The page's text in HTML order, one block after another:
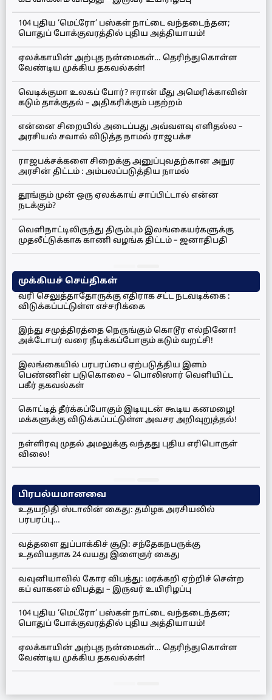
104 புதிய ‘மெட்ரோ’ பஸ்கள் நாட்டை வந்தடைந்தன;
பொதுப் போக்குவரத்தில் புதிய அத்தியாயம்!
ஏலக்காயின் அற்புத நன்மைகள்… தெரிந்துகொள்ள
வேண்டிய முக்கிய தகவல்கள்!
வெடிக்குமா உலகப் போர்? ஈரான் மீது அமெரிக்காவின்
கடும் தாக்குதல் – அதிகரிக்கும் பதற்றம்
என்னை சிறையில் அடைப்பது அவ்வளவு எளிதல்ல –
அரசியல் சவால் விடுத்த நாமல் ராஜபக்ச
ராஜபக்சக்களை சிறைக்கு அனுப்புவதற்கான அநுர
அரசின் திட்டம் : அம்பலப்படுத்திய நாமல்
தூங்கும் முன் ஒரு ஏலக்காய் சாப்பிட்டால் என்ன
நடக்கும்?
வெளிநாட்டிலிருந்து திரும்பும் இலங்கையர்களுக்கு
முதலீட்டுக்காக காணி வழங்க திட்டம் – ஜனாதிபதி
முக்கியச் செய்திகள்
வரி செலுத்தாதோருக்கு எதிராக சட்ட நடவடிக்கை :
விடுக்கப்பட்டுள்ள எச்சரிக்கை
இந்து சமுத்திரத்தை நெருங்கும் கொடூர எல்நினோ!
அக்டோபர் வரை நீடிக்கப்போகும் கடும் வறட்சி!
இலங்கையில் பரபரப்பை ஏற்படுத்திய இளம்
பெண்ணின் படுகொலை – பொலிஸார் வெளியிட்ட
பகீர் தகவல்கள்
கொட்டித் தீர்க்கப்போகும் இடியுடன் கூடிய கனமழை!
மக்களுக்கு விடுக்கப்பட்டுள்ள அவசர அறிவுறுத்தல்!
நள்ளிரவு முதல் அமலுக்கு வந்தது புதிய எரிபொருள்
விலை!
பிரபல்யமானவை
உதயநிதி ஸ்டாலின் கைது: தமிழக அரசியலில்
பரபரப்பு…
வத்தளை துப்பாக்கிச் சூடு: சந்தேகநபருக்கு
உதவியதாக 24 வயது இளைஞர் கைது
வவுனியாவில் கோர விபத்து: மரக்கறி ஏற்றிச் சென்ற
கப் வாகனம் விபத்து – இருவர் உயிரிழப்பு
104 புதிய ‘மெட்ரோ’ பஸ்கள் நாட்டை வந்தடைந்தன;
பொதுப் போக்குவரத்தில் புதிய அத்தியாயம்!
ஏலக்காயின் அற்புத நன்மைகள்… தெரிந்துகொள்ள
வேண்டிய முக்கிய தகவல்கள்!